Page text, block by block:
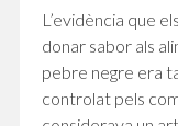
L’evidència que
donar sabor als
pebre negre era
controlat pels